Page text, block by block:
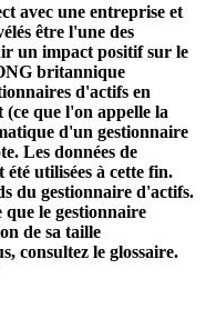
avec une entreprise et
être l'une des
un impact positif sur le
britannique
d'actifs en
que l'on appelle la
d'un gestionnaire
Les données de
été utilisées à cette fin.
du gestionnaire d'actifs.
que le gestionnaire
de sa taille
consultez le glossaire.